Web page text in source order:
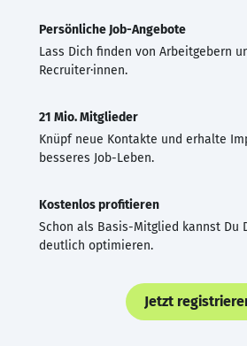
Persönliche Job-Angebote
Lass Dich finden von Arbeitgebern
Recruiter·innen.
21 Mio. Mitglieder
Knüpf neue Kontakte und erhalte
besseres Job-Leben.
Kostenlos profitieren
Schon als Basis-Mitglied kannst Du
deutlich optimieren.
Jetzt